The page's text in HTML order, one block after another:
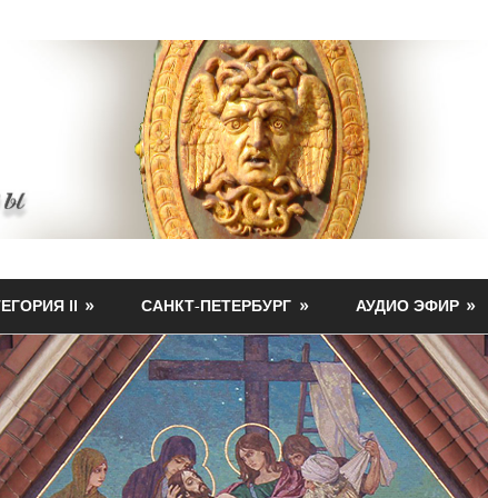
II САНКТ-ПЕТЕРБУРГ АУДИО ЭФИР